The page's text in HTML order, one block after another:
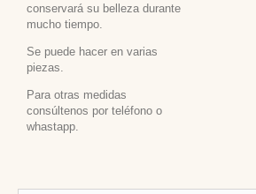
conservará su belleza durante
mucho tiempo.
Se puede hacer en varias
piezas.
Para otras medidas
consúltenos por teléfono o
whastapp.